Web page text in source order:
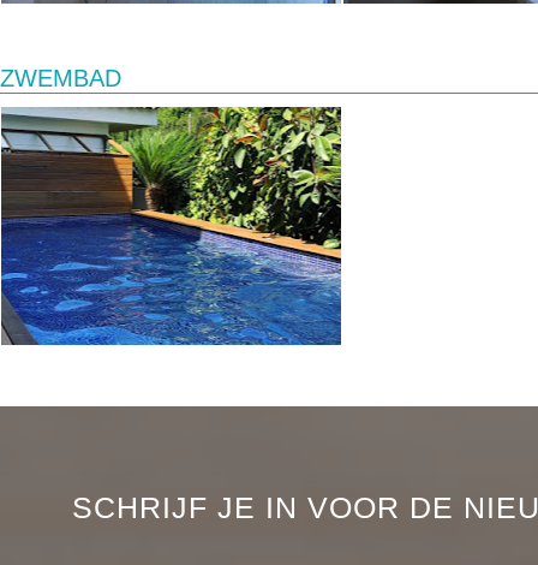
ZWEMBAD
SCHRIJF JE IN VOOR DE